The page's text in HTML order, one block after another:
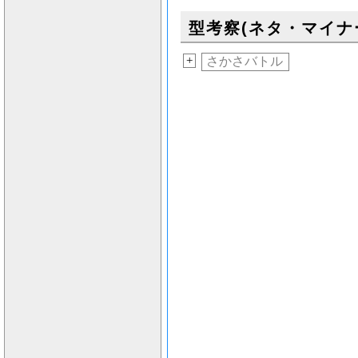
型考察(ネタ・マイナ
+ さかさバトル